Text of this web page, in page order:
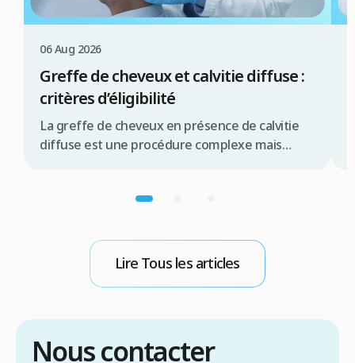
06 Aug 2026
Greffe de cheveux et calvitie diffuse :
critères d’éligibilité
La greffe de cheveux en présence de calvitie
diffuse est une procédure complexe mais
Résumé rapide La greffe de cheveux pour
qualité de la zone donneuse est primordiale
une évaluation médicale approfondie est
indispensable les techniques FUE ou […]
Lire Tous les articles
Nous contacter